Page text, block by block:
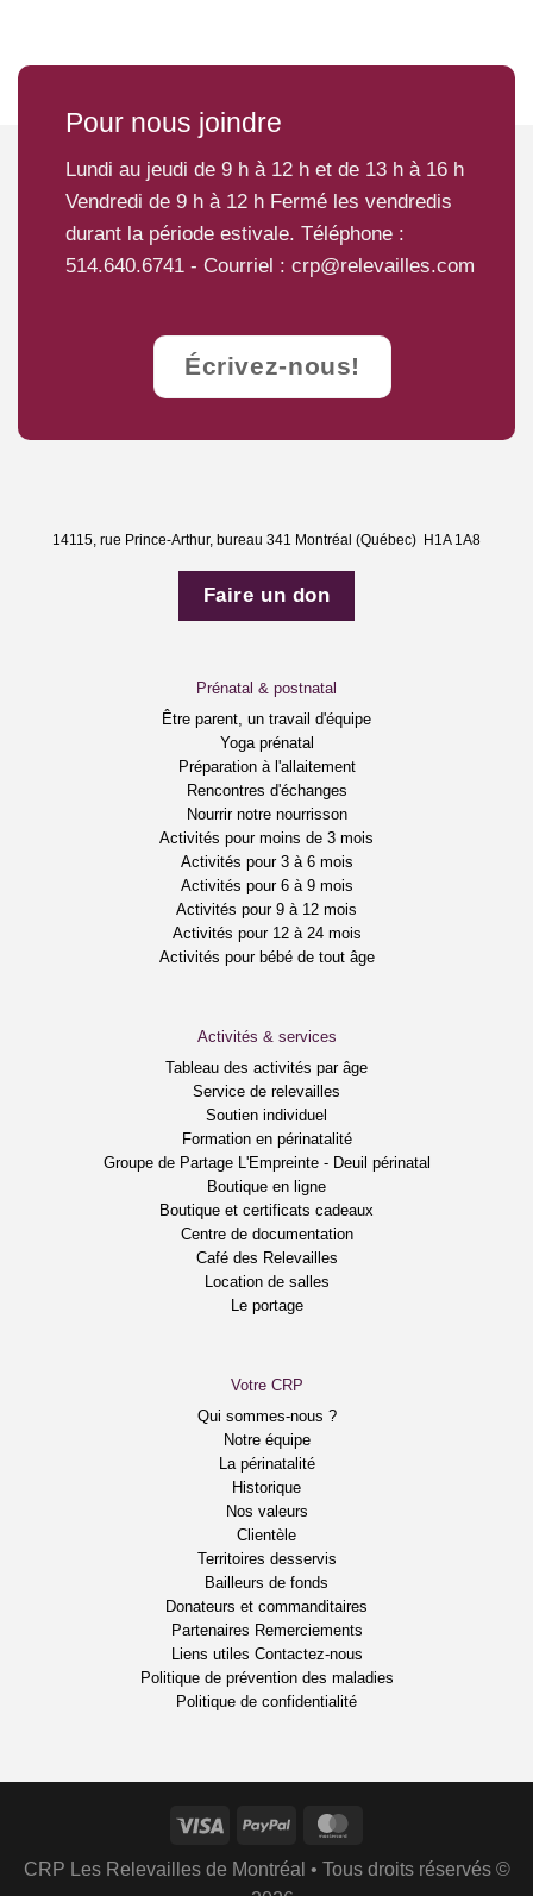
Pour nous joindre
Lundi au jeudi de 9 h à 12 h et de 13 h à 16 h
Vendredi de 9 h à 12 h Fermé les vendredis
durant la période estivale. Téléphone :
514.640.6741 - Courriel : crp@relevailles.com
Écrivez-nous!
14115, rue Prince-Arthur, bureau 341 Montréal (Québec) H1A 1A8
Faire un don
Prénatal & postnatal
Être parent, un travail d'équipe
Yoga prénatal
Préparation à l'allaitement
Rencontres d'échanges
Nourrir notre nourrisson
Activités pour moins de 3 mois
Activités pour 3 à 6 mois
Activités pour 6 à 9 mois
Activités pour 9 à 12 mois
Activités pour 12 à 24 mois
Activités pour bébé de tout âge
Activités & services
Tableau des activités par âge
Service de relevailles
Soutien individuel
Formation en périnatalité
Groupe de Partage L'Empreinte - Deuil périnatal
Boutique en ligne
Boutique et certificats cadeaux
Centre de documentation
Café des Relevailles
Location de salles
Le portage
Votre CRP
Qui sommes-nous ?
Notre équipe
La périnatalité
Historique
Nos valeurs
Clientèle
Territoires desservis
Bailleurs de fonds
Donateurs et commanditaires
Partenaires Remerciements
Liens utiles Contactez-nous
Politique de prévention des maladies
Politique de confidentialité
CRP Les Relevailles de Montréal • Tous droits réservés ©